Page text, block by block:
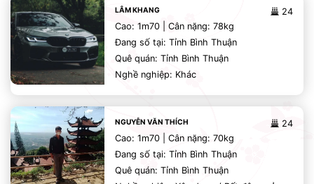
24
LÂM KHANG
Cao: 1m70 | Cân nặng: 78kg
Đang số tại: Tỉnh Bình Thuận
Quê quán: Tỉnh Bình Thuận
Nghề nghiệp: Khác
24
NGUYỄN VĂN THÍCH
Cao: 1m70 | Cân nặng: 70kg
Đang số tại: Tỉnh Bình Thuận
Quê quán: Tỉnh Bình Thuận